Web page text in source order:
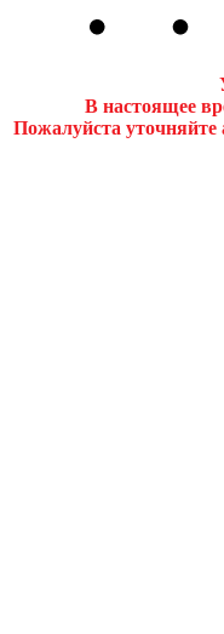
В настоящее
Пожалуйста уточняйте